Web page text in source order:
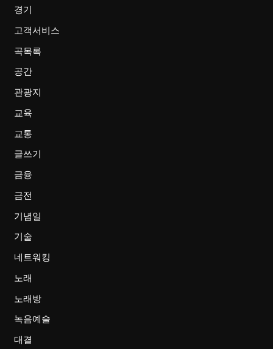
경기
고객서비스
곡목록
공간
관광지
교육
교통
글쓰기
금융
금전
기념일
기술
네트워킹
노래
노래방
녹음예술
대결